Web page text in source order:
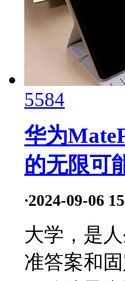
5584
华为
的无限可
·2024-09-06
大学，是
准答案和